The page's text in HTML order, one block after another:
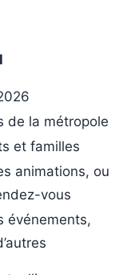
de la métropole
et familles
animations, ou
vous
événements,